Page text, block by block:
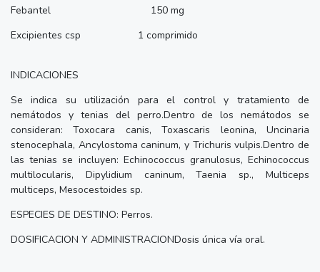
Febantel 150 mg
Excipientes csp 1 comprimido
INDICACIONES
Se indica su utilización para el control y tratamiento de
nemátodos y tenias del perro.Dentro de los nemátodos se
consideran: Toxocara canis, Toxascaris leonina, Uncinaria
stenocephala, Ancylostoma caninum, y Trichuris vulpis.Dentro de
las tenias se incluyen: Echinococcus granulosus, Echinococcus
multilocularis, Dipylidium caninum, Taenia sp., Multiceps
multiceps, Mesocestoides sp.
ESPECIES DE DESTINO: Perros.
DOSIFICACION Y ADMINISTRACIONDosis única vía oral.